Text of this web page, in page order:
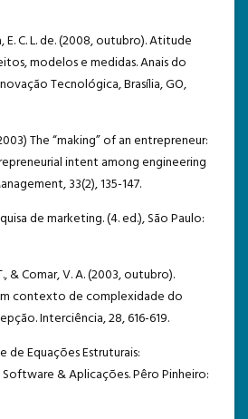
E. C. L. de. (2008, outubro). Atitude
modelos e medidas. Anais do
Tecnológica, Brasília, GO,
The “making” of an entrepreneur:
intent among engineering
33(2), 135-147.
de marketing. (4. ed.), São Paulo:
& Comar, V. A. (2003, outubro).
contexto de complexidade do
Interciência, 28, 616-619.
de Equações Estruturais:
& Aplicações. Pêro Pinheiro: